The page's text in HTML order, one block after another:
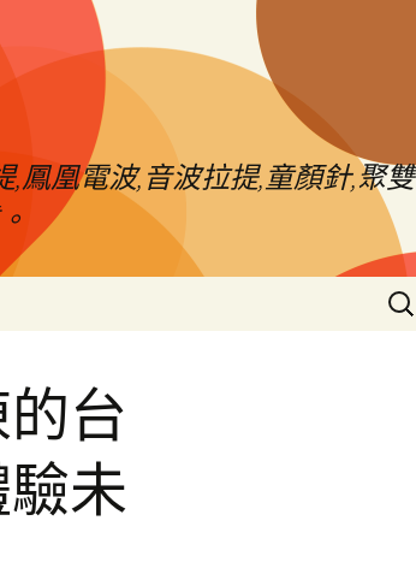
鳳凰電波,音波拉提,童顏針,聚雙
搜
尋
台
未